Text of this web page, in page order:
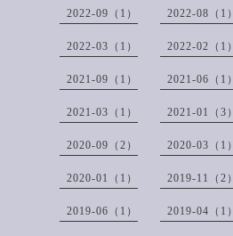
2022-09（1） 2022-08（1）
2022-03（1） 2022-02（1）
2021-09（1） 2021-06（1）
2021-03（1） 2021-01（3）
2020-09（2） 2020-03（1）
2020-01（1） 2019-11（2）
2019-06（1） 2019-04（1）